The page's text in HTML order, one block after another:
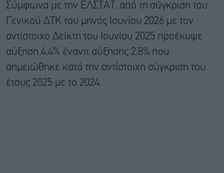
Σύμφωνα με την ΕΛΣΤΑΤ, από τη σύγκριση του
Γενικού ΔΤΚ του μηνός Ιουνίου 2026 με τον
αντίστοιχο Δείκτη του Ιουνίου 2025 προέκυψε
αύξηση 4,4% έναντι αύξησης 2,8% που
σημειώθηκε κατά την αντίστοιχη σύγκριση του
έτους 2025 με το 2024.